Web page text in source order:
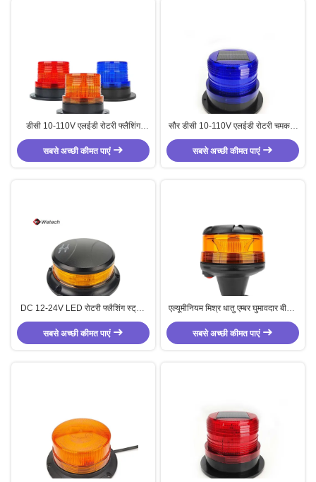
डीसी 10-110V एलईडी रोटरी फ्लैशिंग
स्ट्रोब चेतावनी प्रकाश फ्लैशिंग बीकन
प्रकाश
सबसे अच्छी कीमत पाएं
सौर डीसी 10-110V एलईडी रोटरी चमकती
स्ट्रोब नीली चेतावनी प्रकाश चमकती बीकन
प्रकाश
सबसे अच्छी कीमत पाएं
DC 12-24V LED रोटरी फ्लैशिंग स्ट्रोब
चेतावनी प्रकाश फ्लैशिंग बीकन लाइट
सबसे अच्छी कीमत पाएं
एल्यूमीनियम मिश्र धातु एम्बर घुमावदार बीकन
IP65 फ्लैशिंग बीकन लाइट बहुक्रिया
सबसे अच्छी कीमत पाएं